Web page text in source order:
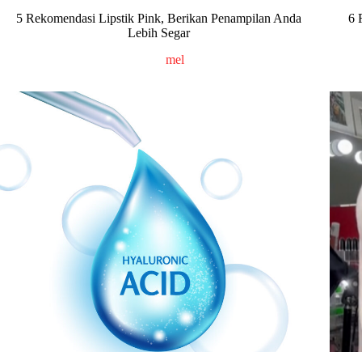
5 Rekomendasi Lipstik Pink, Berikan Penampilan Anda
Lebih Segar
mel
6